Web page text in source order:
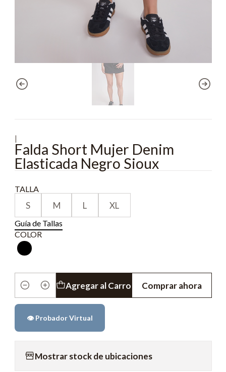
|
Falda Short Mujer Denim
Elasticada Negro Sioux
TALLA
S M L XL
Guía de Tallas
COLOR
Cantidad
Agregar al Carro Comprar ahora
👁️ Probador Virtual
Mostrar stock de ubicaciones